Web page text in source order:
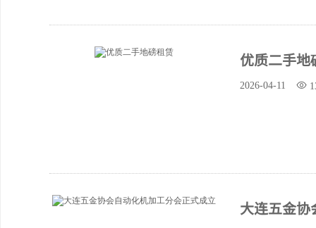
优质二手地
2026-04-11
大连五金